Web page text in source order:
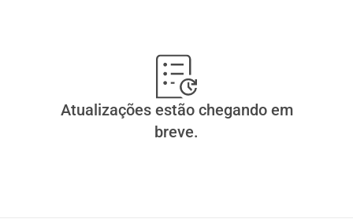
Atualizações estão chegando em
breve.